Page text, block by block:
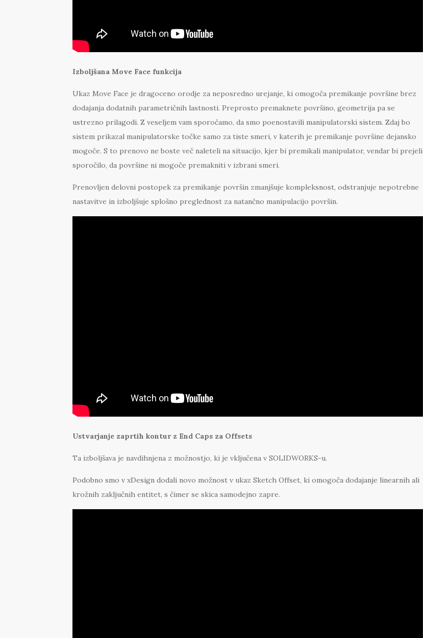
Izboljšana Move Face funkcija
Ukaz Move Face je dragoceno orodje za neposredno urejanje, ki omogoča premikanje površine brez
dodajanja dodatnih parametričnih lastnosti. Preprosto premaknete površino, geometrija pa se
ustrezno prilagodi. Z veseljem vam sporočamo, da smo poenostavili manipulatorski sistem. Zdaj bo
sistem prikazal manipulatorske točke samo za tiste smeri, v katerih je premikanje površine dejansko
mogoče. S to prenovo ne boste več naleteli na situacijo, kjer bi premikali manipulator, vendar bi prejeli
sporočilo, da površine ni mogoče premakniti v izbrani smeri.
Prenovljen delovni postopek za premikanje površin zmanjšuje kompleksnost, odstranjuje nepotrebne
nastavitve in izboljšuje splošno preglednost za natančno manipulacijo površin.
Ustvarjanje zaprtih kontur z End Caps za Offsets
Ta izboljšava je navdihnjena z možnostjo, ki je vključena v SOLIDWORKS-u.
Podobno smo v xDesign dodali novo možnost v ukaz Sketch Offset, ki omogoča dodajanje linearnih ali
krožnih zaključnih entitet, s čimer se skica samodejno zapre.